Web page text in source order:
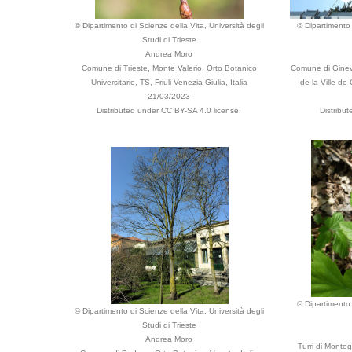
© Dipartimento di Scienze della Vita, Università degli
Studi di Trieste
Andrea Moro
Comune di Trieste, Monte Valerio, Orto Botanico
Universitario, TS, Friuli Venezia Giulia, Italia
21/03/2023
Distributed under CC BY-SA 4.0 license.
©
Comune di
de la Ville de
© Dipartimento di Scienze della Vita, Università degli
Studi di Trieste
Andrea Moro
©
Turri di